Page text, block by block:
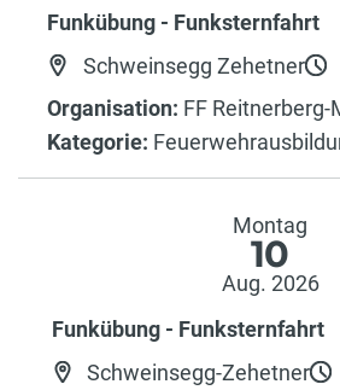
Funkübung - Funksternfahrt
Schweinsegg Zehetner
Organisation: FF
Kategorie:
Montag
10
Aug. 2026
Funkübung - Funksternfahrt
Schweinsegg-Zehetner